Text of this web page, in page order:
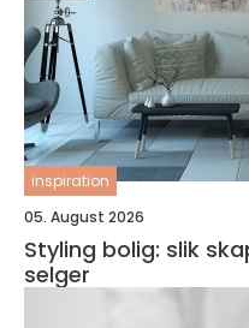
inspiration
05. August 2026
Styling bolig: slik
selger